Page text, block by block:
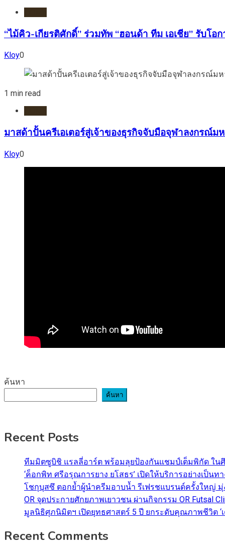
“ไม้คิว-เกียรติศักดิ์” ร่วมทัพ “ฮอนด้า ทีม เอเชีย” รับโ
Kloy0
1 min read
มาสด้าปั้นครีเอเตอร์สู่เจ้าของธุรกิจจับมือจุฬาลงกรณ์
Kloy0
ค้นหา
ค้นหา
Recent Posts
ทีมมิตซูบิชิ แรลลี่อาร์ต พร้อมลุยป้องกันแชมป์เต็มพิกัด ใน
‘ค็อกพิท ศรีอรุณการยาง ยโสธร’ เปิดให้บริการอย่างเป็น
โชกุบุสซึ ตอกย้ำผู้นำครีมอาบน้ำ รีเฟรชแบรนด์ครั้งใหญ่ มุ่
OR จุดประกายศักยภาพเยาวชน ผ่านกิจกรรม OR Futsal
มูลนิธิศุภนิมิตฯ เปิดยุทธศาสตร์ 5 ปี ยกระดับคุณภาพชีวิต
Recent Comments